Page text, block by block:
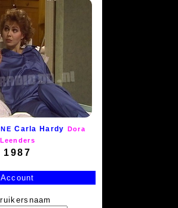
Carla Hardy Dora
Leenders
1987
Account